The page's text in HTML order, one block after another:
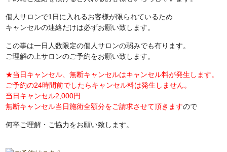
個人サロンで1日に入れるお客様が限られているため
キャンセルの連絡だけは必ずお願い致します。
この事は一日人数限定の個人サロンの弱みでも有ります。
ご理解の上サロンのご予約をお願い致します。
★当日キャンセル、無断キャンセルはキャンセル料が発生します。
ご予約の24時間前でしたらキャンセル料は発生しません。
当日キャンセル2,000円
無断キャンセル当日施術全額分をご請求させて頂きますので
何卒ご理解・ご協力をお願い致します。